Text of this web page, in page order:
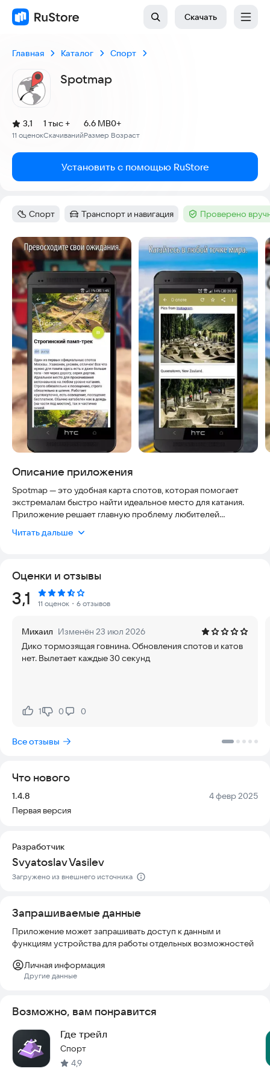
Скачать
Главная Каталог Спорт
Spotmap
Рейтинг:
3,1
(
11 оценок
)
Скачиваний
1 тыс +
Размер
6.6 MB
Возраст
0+
Установить с помощью RuStore
Категория
Спорт Категория:
Транспорт и навигация Тег :Проверено
Скриншоты
Описание приложения
Spotmap — это удобная карта спотов, которая помогает
экстремалам быстро найти идеальное место для катания.
Приложение решает главную проблему любителей
Просто включите навигацию и отправляйтесь в путь с
комфортом на машине.
В базе приложения собраны споты для скейтборда, BMX,
Ищете крытый скейтпарк? Легко! Нужна школа вейкборда?
Мы подскажем. Любите сноуборд или горные лыжи? Мы
найдем место, где вам будет весело.
Актуальность данных позволяет не тратить время на поиск
закрытых или недоступных мест.
Поддержать разработчиков просто — оцените приложение.
Попробуйте Spotmap прямо сейчас и найдите свой
Читать дальше
Оценки и отзывы
Рейтинг:
3,1 11 оценок ・6 отзывов
Михаил Изменён 23 июл 2026
Дико тормозящая говнина. Обновления спотов и катов
нет. Вылетает каждые 30 секунд
Нравится:
1Не нравится:
0 0
Все отзывы
Что нового
Версия:
1.4.8 Дата:
4 февр 2025
Первая версия
Разработчик
Svyatoslav Vasilev
Загружено из внешнего источника
Запрашиваемые данные
Приложение может запрашивать доступ к данным и
функциям устройства для работы отдельных возможностей
Личная информация
Другие данные
Возможно, вам понравится
Где трейл
Спорт
4,9